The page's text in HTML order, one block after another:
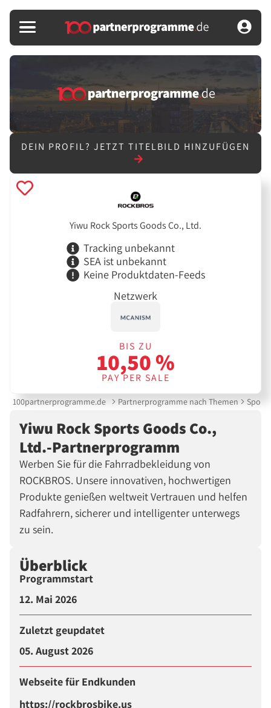
DEIN PROFIL? JETZT TITELBILD HINZUFÜGEN
Yiwu Rock Sports Goods Co., Ltd.
Tracking unbekannt
SEA ist unbekannt
Keine Produktdaten-Feeds
Netzwerk
BIS ZU
10,50 %
PAY PER SALE
100partnerprogramme.de Partnerprogramme nach Themen Sport
Yiwu Rock Sports Goods Co.,
Ltd.-Partnerprogramm
Werben Sie für die Fahrradbekleidung von
ROCKBROS. Unsere innovativen, hochwertigen
Produkte genießen weltweit Vertrauen und helfen
Radfahrern, sicherer und intelligenter unterwegs
zu sein.
Überblick
Programmstart
12. Mai 2026
Zuletzt geupdatet
05. August 2026
Webseite für Endkunden
https://rockbrosbike.us